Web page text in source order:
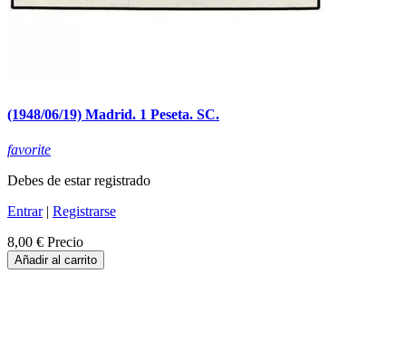
(1948/06/19) Madrid. 1 Peseta. SC.
favorite
Debes de estar registrado
Entrar| Registrarse
8,00 € Precio
Añadir al carrito